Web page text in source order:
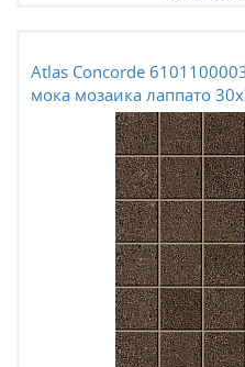
Atlas Concorde
мока мозаика лаппато